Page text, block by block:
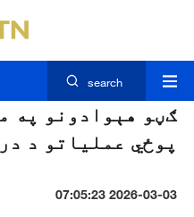
search
ګڼو هېوادونو په
پوځي عملیاتو د
2026-03-03 07:05:23